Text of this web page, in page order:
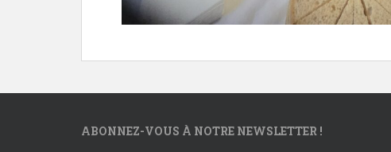
ABONNEZ-VOUS À NOTRE NEWSLETTER !